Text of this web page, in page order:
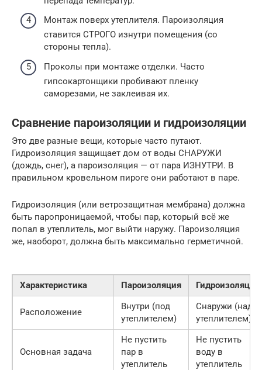
Монтаж поверх утеплителя. Пароизоляция
ставится СТРОГО изнутри помещения (со
стороны тепла).
Проколы при монтаже отделки. Часто
гипсокартонщики пробивают пленку
саморезами, не заклеивая их.
Сравнение пароизоляции и гидроизоляции
Это две разные вещи, которые часто путают.
Гидроизоляция защищает дом от воды СНАРУЖИ
(дождь, снег), а пароизоляция — от пара ИЗНУТРИ. В
правильном кровельном пироге они работают в паре.
Гидроизоляция (или ветрозащитная мембрана) должна
быть паропроницаемой, чтобы пар, который всё же
попал в утеплитель, мог выйти наружу. Пароизоляция
же, наоборот, должна быть максимально герметичной.
Характеристика Пароизоляция Гидроизоляция
Расположение
Внутри (под
утеплителем)
Снаружи (над
утеплителем)
Основная задача
Не пустить
пар в
утеплитель
Не пустить
воду в
утеплитель